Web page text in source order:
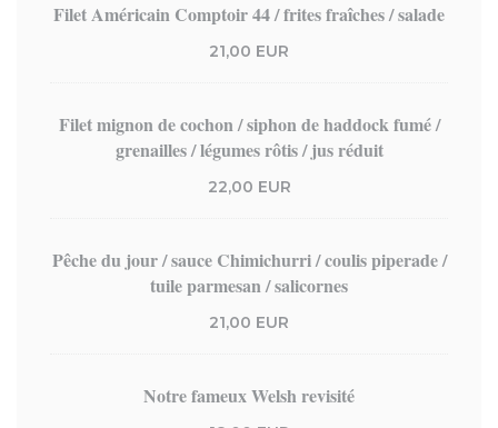
Filet Américain Comptoir 44 / frites fraîches / salade
21,00 EUR
Filet mignon de cochon / siphon de haddock fumé /
grenailles / légumes rôtis / jus réduit
22,00 EUR
Pêche du jour / sauce Chimichurri / coulis piperade /
tuile parmesan / salicornes
21,00 EUR
Notre fameux Welsh revisité